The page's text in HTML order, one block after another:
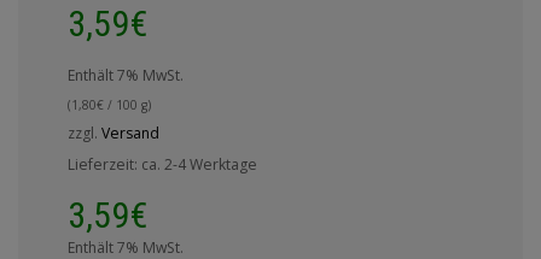
3,59€
Enthält 7% MwSt.
(1,80€ / 100 g)
zzgl. Versand
Lieferzeit: ca. 2-4 Werktage
3,59€
Enthält 7% MwSt.